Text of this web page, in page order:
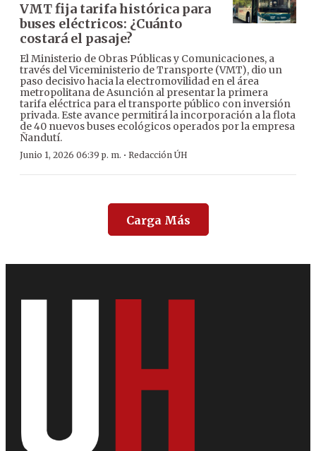
VMT fija tarifa histórica para
buses eléctricos: ¿Cuánto
costará el pasaje?
El Ministerio de Obras Públicas y Comunicaciones, a
través del Viceministerio de Transporte (VMT), dio un
paso decisivo hacia la electromovilidad en el área
metropolitana de Asunción al presentar la primera
tarifa eléctrica para el transporte público con inversión
privada. Este avance permitirá la incorporación a la flota
de 40 nuevos buses ecológicos operados por la empresa
Ñandutí.
Junio 1, 2026 06:39 p. m. · Redacción ÚH
Carga Más